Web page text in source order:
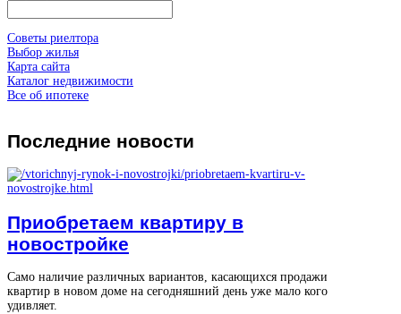
Советы риелтора
Выбор жилья
Карта сайта
Каталог недвижимости
Все об ипотеке
Последние новости
Приобретаем квартиру в
новостройке
Само наличие различных вариантов, касающихся продажи
квартир в новом доме на сегодняшний день уже мало кого
удивляет.